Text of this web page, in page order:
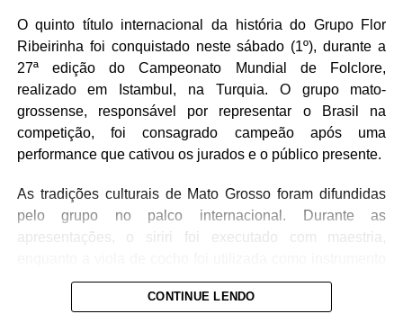
O quinto título internacional da história do Grupo Flor
Ribeirinha foi conquistado neste sábado (1º), durante a
27ª edição do Campeonato Mundial de Folclore,
realizado em Istambul, na Turquia. O grupo mato-
grossense, responsável por representar o Brasil na
competição, foi consagrado campeão após uma
performance que cativou os jurados e o público presente.
As tradições culturais de Mato Grosso foram difundidas
pelo grupo no palco internacional. Durante as
apresentações, o siriri foi executado com maestria,
central para a valorização da identidade regional.
CONTINUE LENDO